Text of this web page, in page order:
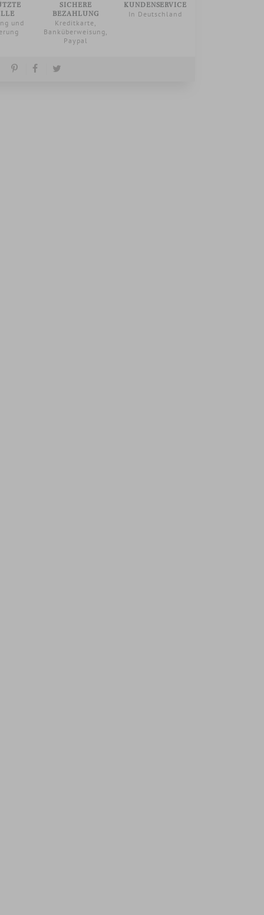
und
SICHERE
BEZAHLUNG
Kreditkarte,
Banküberweisung,
Paypal
KUNDENSERVICE
In Deutschland